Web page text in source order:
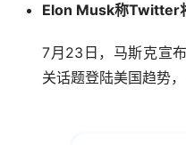
Elon Musk称Twitter
7月23日，马斯克宣
关话题登陆美国趋势，